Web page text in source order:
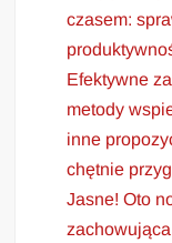
czasem:
Efektywne
metody
inne
chętnie
Jasne! Oto